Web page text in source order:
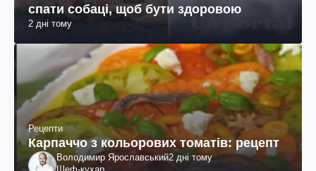
спати собаці, щоб бути здоровою
2 дні тому
Рецепти
Карпаччо з кольорових томатів: рецепт
Володимир Ярославський2 дні тому